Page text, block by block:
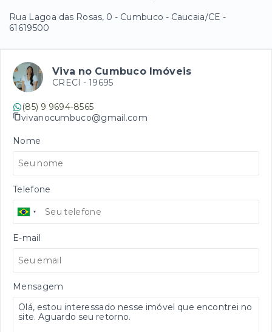
Rua Lagoa das Rosas, 0 - Cumbuco - Caucaia/CE -
61619500
Viva no Cumbuco Imóveis
CRECI - 19695
(85) 9 9694-8565
vivanocumbuco@gmail.com
Nome
Telefone
E-mail
Mensagem